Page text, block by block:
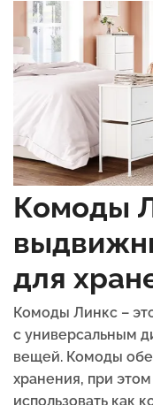
Комоды
для
Комоды Линкс –
с универсальным
вещей. Комоды
хранения, при
использовать как